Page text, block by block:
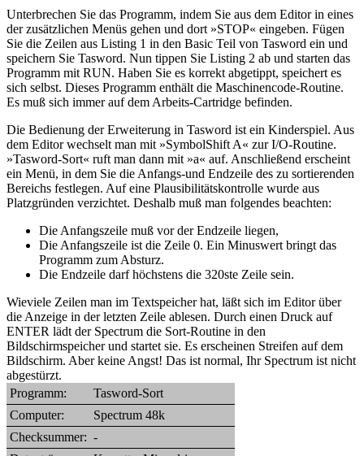
Unterbrechen Sie das Programm, indem Sie aus dem Editor in eines
der zusätzlichen Menüs gehen und dort »STOP« eingeben. Fügen
Sie die Zeilen aus Listing 1 in den Basic Teil von Tasword ein und
speichern Sie Tasword. Nun tippen Sie Listing 2 ab und starten das
Programm mit RUN. Haben Sie es korrekt abgetippt, speichert es
sich selbst. Dieses Programm enthält die Maschinencode-Routine.
Es muß sich immer auf dem Arbeits-Cartridge befinden.
Die Bedienung der Erweiterung in Tasword ist ein Kinderspiel. Aus
dem Editor wechselt man mit »SymbolShift A« zur I/O-Routine.
»Tasword-Sort« ruft man dann mit »a« auf. Anschließend erscheint
ein Menü, in dem Sie die Anfangs-und Endzeile des zu sortierenden
Bereichs festlegen. Auf eine Plausibilitätskontrolle wurde aus
Platzgründen verzichtet. Deshalb muß man folgendes beachten:
Die Anfangszeile muß vor der Endzeile liegen,
Die Anfangszeile ist die Zeile 0. Ein Minuswert bringt das
Programm zum Absturz.
Die Endzeile darf höchstens die 320ste Zeile sein.
Wieviele Zeilen man im Textspeicher hat, läßt sich im Editor über
die Anzeige in der letzten Zeile ablesen. Durch einen Druck auf
ENTER lädt der Spectrum die Sort-Routine in den
Bildschirmspeicher und startet sie. Es erscheinen Streifen auf dem
Bildschirm. Aber keine Angst! Das ist normal, Ihr Spectrum ist nicht
abgestürzt.
Programm:
Tasword-Sort
Computer:
Spectrum 48k
Checksummer: -